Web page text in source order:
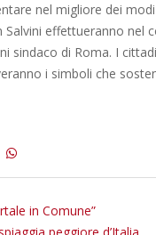
nel migliore dei
Salvini effettueranno nel
sindaco di Roma. I
i simboli che
in Comune”